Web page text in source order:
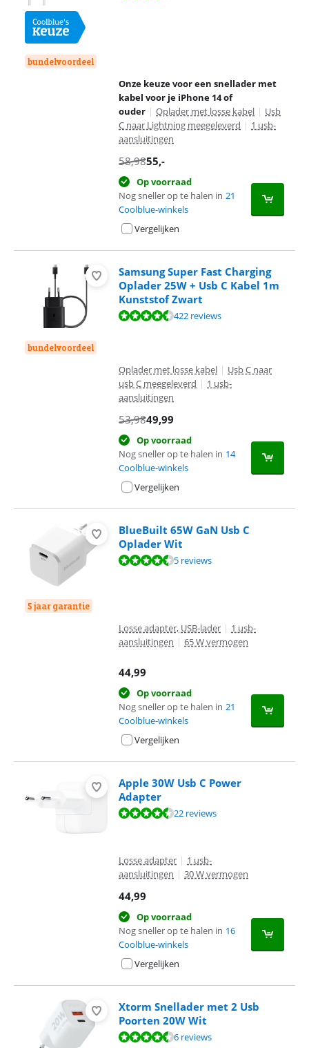
bundelvoordeel
Onze keuze voor een snellader met
kabel voor je iPhone 14 of
ouder | Oplader met losse kabel | Usb
C naar Lightning meegeleverd | 1 usb-
aansluitingen
58,9855,-
Op voorraad
Nog sneller op te halen in 21
Coolblue-winkels
Vergelijken
bundelvoordeel
Samsung Super Fast Charging
Oplader 25W + Usb C Kabel 1m
Kunststof Zwart
Beoordeling is 8,7 van de 10, gebaseerd op 422 reviews.
422 reviews
Oplader met losse kabel | Usb C naar
usb C meegeleverd | 1 usb-
aansluitingen
53,9849,99
Op voorraad
Nog sneller op te halen in 14
Coolblue-winkels
Vergelijken
5 jaar garantie
BlueBuilt 65W GaN Usb C
Oplader Wit
Beoordeling is 9,0 van de 10, gebaseerd op 5 reviews.
5 reviews
Losse adapter, USB-lader | 1 usb-
aansluitingen | 65 W vermogen
44,99
Op voorraad
Nog sneller op te halen in 21
Coolblue-winkels
Vergelijken
Apple 30W Usb C Power
Adapter
Beoordeling is 8,7 van de 10, gebaseerd op 22 reviews.
22 reviews
Losse adapter | 1 usb-
aansluitingen | 30 W vermogen
44,99
Op voorraad
Nog sneller op te halen in 16
Coolblue-winkels
Vergelijken
Xtorm Snellader met 2 Usb
Poorten 20W Wit
Beoordeling is 9,2 van de 10, gebaseerd op 6 reviews.
6 reviews